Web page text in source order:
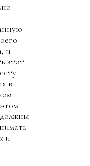
и
этот
в
и